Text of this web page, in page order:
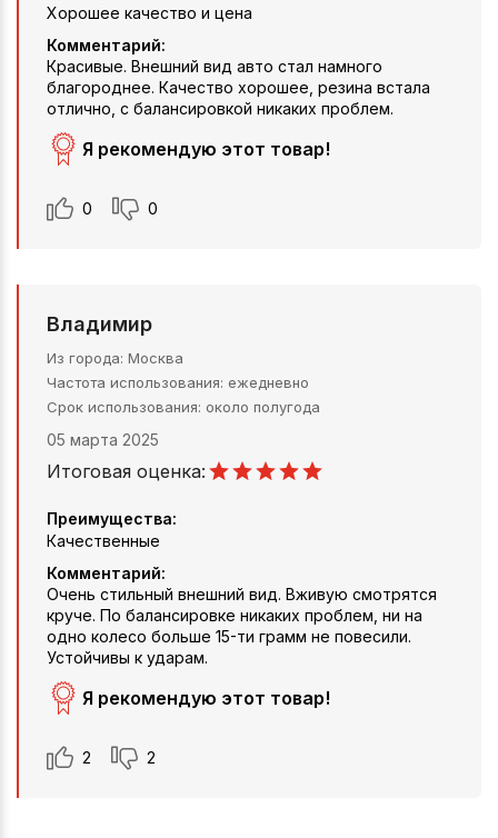
Хорошее качество и цена
Комментарий:
Красивые. Внешний вид авто стал намного
благороднее. Качество хорошее, резина встала
отлично, с балансировкой никаких проблем.
Я рекомендую этот товар!
0 0
Владимир
Из города Москва
Частота использования ежедневно
Срок использования около полугода
05 марта 2025
Итоговая оценка:
Преимущества:
Качественные
Комментарий:
Очень стильный внешний вид. Вживую смотрятся
круче. По балансировке никаких проблем, ни на
одно колесо больше 15-ти грамм не повесили.
Устойчивы к ударам.
Я рекомендую этот товар!
2 2